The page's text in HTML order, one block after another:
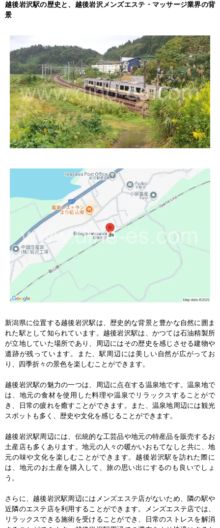
越後岩沢駅の歴史と、越後岩沢メンズエステ・マッサージ業界の背
景
新潟県に位置する越後岩沢駅は、歴史的な背景と豊かな自然に囲ま
れた駅として知られています。越後岩沢駅は、かつては石油精製所
が立地していた場所であり、周辺にはその歴史を感じさせる建物や
遺跡が残っています。また、駅周辺には美しい自然が広がってお
り、四季折々の景色を楽しむことができます。
越後岩沢駅の魅力の一つは、周辺に点在する温泉地です。温泉地で
は、地元の食材を使用した料理や温泉でリラックスすることがで
き、日常の疲れを癒すことができます。また、温泉地周辺には観光
スポットも多く、歴史や文化を感じることができます。
越後岩沢駅周辺には、伝統的な工芸品や地元の特産品を販売するお
土産店も多くあります。地元の人々の暖かいおもてなしと共に、地
元の味や文化を楽しむことができます。越後岩沢駅を訪れた際に
は、地元のお土産を購入して、旅の思い出にするのも良いでしょ
う。
さらに、越後岩沢駅周辺にはメンズエステ店がないため、隣の駅や
近隣のエステ店を利用することができます。メンズエステ店では、
リラックスできる施術を受けることができ、日常のストレスを解消